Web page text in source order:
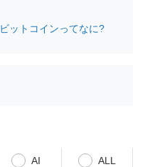
ビットコインってなに?
AI ALL